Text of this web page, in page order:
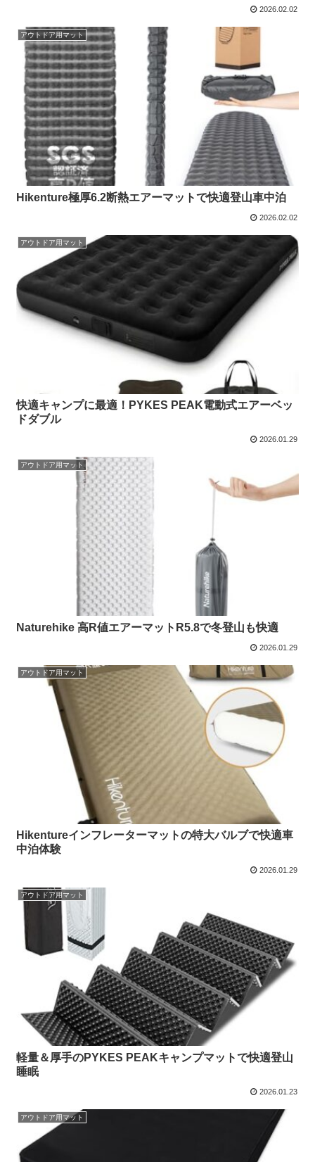
2026.02.02
アウトドア用マット
Hikenture極厚6.2断熱エアーマットで快適登山車中泊
2026.02.02
アウトドア用マット
快適キャンプに最適！PYKES PEAK電動式エアーベッ
ドダブル
2026.01.29
アウトドア用マット
Naturehike 高R値エアーマットR5.8で冬登山も快適
2026.01.29
アウトドア用マット
Hikentureインフレーターマットの特大バルブで快適車
中泊体験
2026.01.29
アウトドア用マット
軽量＆厚手のPYKES PEAKキャンプマットで快適登山
睡眠
2026.01.23
アウトドア用マット